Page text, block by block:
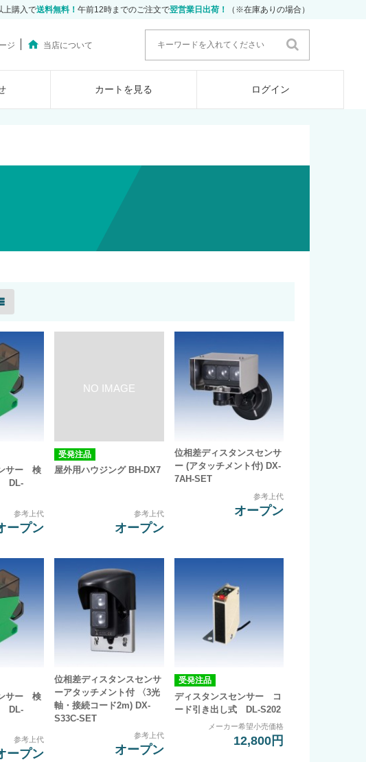
上購入で送料無料！ 午前12時までのご注文で翌営業日出荷！ （※在庫ありの場合）
ジ 当店について
カートを見る ログイン
サー 検
DL-
参考上代
ープン
受発注品
屋外用ハウジング BH-DX7
参考上代
オープン
位相差ディスタンスセンサ
ー (アタッチメント付) DX-
7AH-SET
参考上代
オープン
サー 検
DL-
参考上代
ープン
位相差ディスタンスセンサ
ーアタッチメント付 〈3光
軸・接続コード2m) DX-
S33C-SET
参考上代
オープン
受発注品
ディスタンスセンサー コ
ード引き出し式 DL-S202
メーカー希望小売価格
12,800円